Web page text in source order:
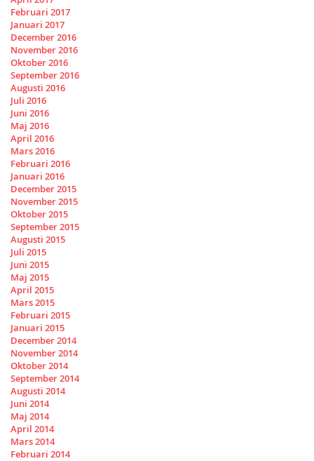
Februari 2017
Januari 2017
December 2016
November 2016
Oktober 2016
September 2016
Augusti 2016
Juli 2016
Juni 2016
Maj 2016
April 2016
Mars 2016
Februari 2016
Januari 2016
December 2015
November 2015
Oktober 2015
September 2015
Augusti 2015
Juli 2015
Juni 2015
Maj 2015
April 2015
Mars 2015
Februari 2015
Januari 2015
December 2014
November 2014
Oktober 2014
September 2014
Augusti 2014
Juni 2014
Maj 2014
April 2014
Mars 2014
Februari 2014